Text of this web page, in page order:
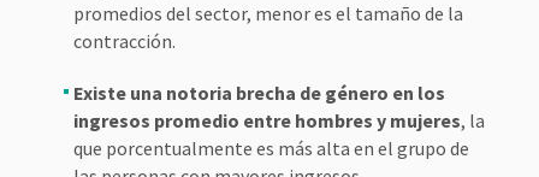
promedios del sector, menor es el tamaño de la
contracción.
Existe una notoria brecha de género en los
ingresos promedio entre hombres y mujeres, la
que porcentualmente es más alta en el grupo de